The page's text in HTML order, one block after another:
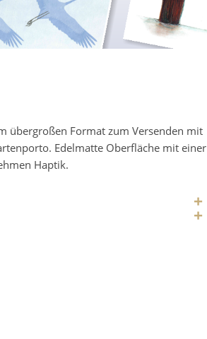
übergroßen Format zum Versenden mit
Edelmatte Oberfläche mit einer
Haptik.